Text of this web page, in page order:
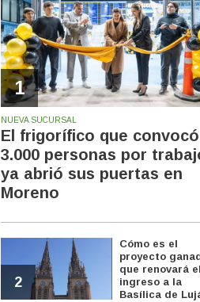
1
NUEVA SUCURSAL
El frigorífico que
3.000 personas por
ya abrió sus puertas en
Moreno
2
Cómo es el
proyecto
que renovará el
ingreso a la
Basílica de